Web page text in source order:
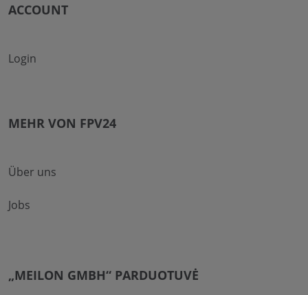
ACCOUNT
Login
MEHR VON FPV24
Über uns
Jobs
„MEILON GMBH“ PARDUOTUVĖ